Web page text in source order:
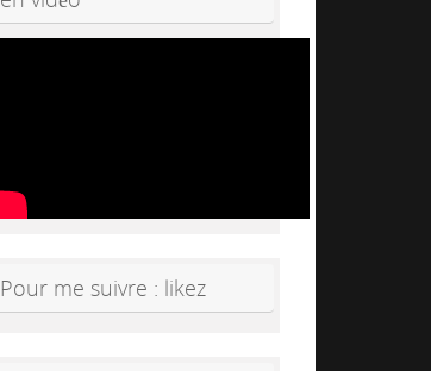
Pour me suivre : likez